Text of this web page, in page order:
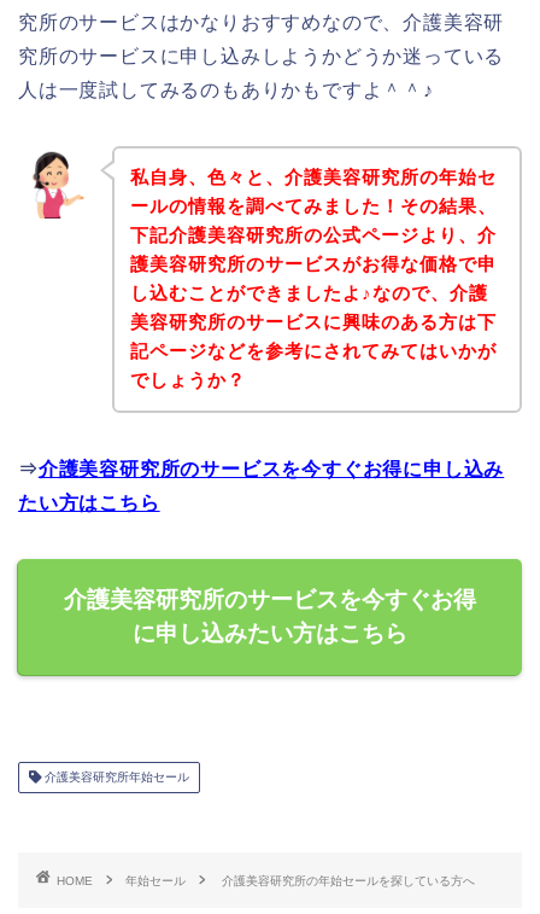
究所のサービスはかなりおすすめなので、介護美容研
究所のサービスに申し込みしようかどうか迷っている
人は一度試してみるのもありかもですよ＾＾♪
私自身、色々と、介護美容研究所の年始セ
ールの情報を調べてみました！その結果、
下記介護美容研究所の公式ページより、介
護美容研究所のサービスがお得な価格で申
し込むことができましたよ♪なので、介護
美容研究所のサービスに興味のある方は下
記ページなどを参考にされてみてはいかが
でしょうか？
⇒介護美容研究所のサービスを今すぐお得に申し込み
たい方はこちら
介護美容研究所のサービスを今すぐお得
に申し込みたい方はこちら
介護美容研究所年始セール
HOME 年始セール 介護美容研究所の年始セールを探している方へ